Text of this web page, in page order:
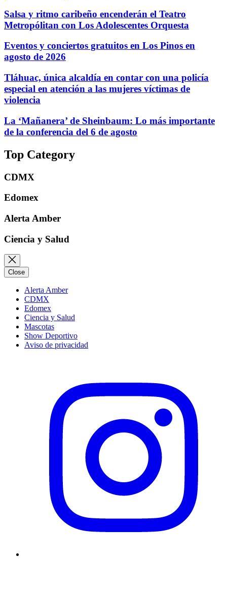
Salsa y ritmo caribeño encenderán el Teatro
Metropólitan con Los Adolescentes Orquesta
Eventos y conciertos gratuitos en Los Pinos en
agosto de 2026
Tláhuac, única alcaldía en contar con una policía
especial en atención a las mujeres víctimas de
violencia
La ‘Mañanera’ de Sheinbaum: Lo más importante
de la conferencia del 6 de agosto
Top Category
CDMX
Edomex
Alerta Amber
Ciencia y Salud
Close
Alerta Amber
CDMX
Edomex
Ciencia y Salud
Mascotas
Show Deportivo
Aviso de privacidad